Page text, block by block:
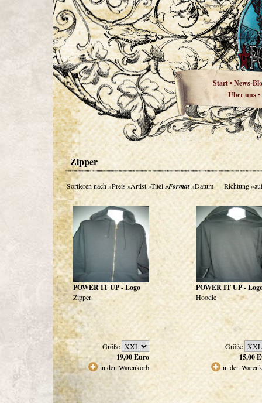
Start•News-
Über uns•
Zipper
Sortieren nach»Preis»Artist»Titel»Format»Datum Richtung
POWER IT UP - Logo
Zipper
Größe
19,00Euro
in den Warenkorb
POWER IT UP -
Hoodie
Größe
15,00
in den